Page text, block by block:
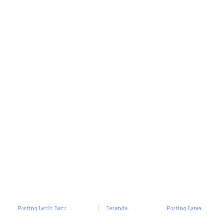
Posting Lebih Baru Posting Lama
Beranda